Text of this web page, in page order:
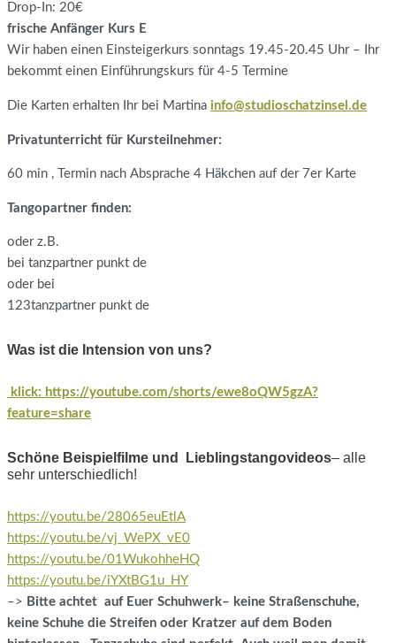
Drop-In: 20€
frische Anfänger Kurs E
Wir haben einen Einsteigerkurs sonntags 19.45-20.45 Uhr – Ihr
bekommt einen Einführungskurs für 4-5 Termine
Die Karten erhalten Ihr bei Martina info@studioschatzinsel.de
Privatunterricht für Kursteilnehmer:
60 min , Termin nach Absprache 4 Häkchen auf der 7er Karte
Tangopartner finden:
oder z.B.
bei tanzpartner punkt de
oder bei
123tanzpartner punkt de
Was ist die Intension von uns?
klick: https://youtube.com/shorts/ewe8oQW5gzA?
feature=share
Schöne Beispielfilme und Lieblingstangovideos– alle
sehr unterschiedlich!
https://youtu.be/28065euEtlA
https://youtu.be/vj_WePX_vE0
https://youtu.be/01WukohheHQ
https://youtu.be/iYXtBG1u_HY
–> Bitte achtet auf Euer Schuhwerk– keine Straßenschuhe,
keine Schuhe die Streifen oder Kratzer auf dem Boden